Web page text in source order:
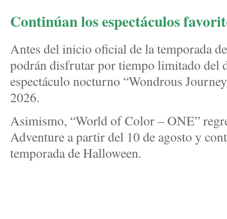
Continúan los espectáculos
Antes del inicio oficial de la temporada
podrán disfrutar por tiempo limitado del
espectáculo nocturno “Wondrous
2026.
Asimismo, “World of Color – ONE”
Adventure a partir del 10 de agosto y
temporada de Halloween.